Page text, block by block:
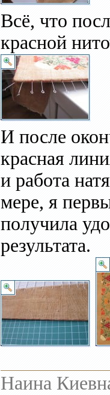
Всё, что
красной
И после
красная
и работа
мере, я
получила
результата.
Наина